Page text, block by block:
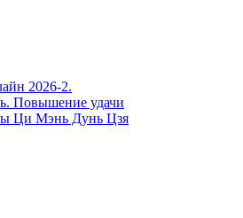
2026-2.
Повышение удачи
Ци Мэнь Дунь Цзя